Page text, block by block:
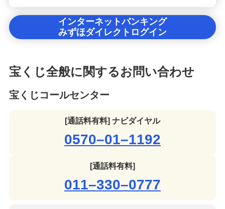
インターネットバンキング
みずほダイレクトログイン
宝くじ全般に関するお問い合わせ
宝くじコールセンター
[通話料有料] ナビダイヤル
0570–01–1192
[通話料有料]
011–330–0777